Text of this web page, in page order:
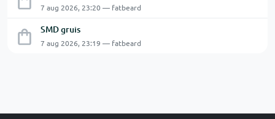
7 aug 2026, 23:20 — fatbeard
SMD gruis
7 aug 2026, 23:19 — fatbeard